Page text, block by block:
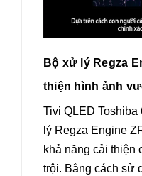
Bộ xử lý Regza
thiện hình ảnh
Tivi QLED
lý Regza Engine
khả năng cải
trội. Bằng cách sử